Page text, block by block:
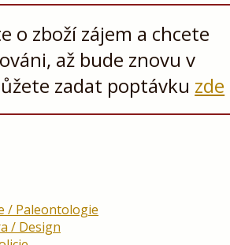
o zboží zájem a chcete
až bude znovu v
zadat poptávku zde
/ Paleontologie
/ Design